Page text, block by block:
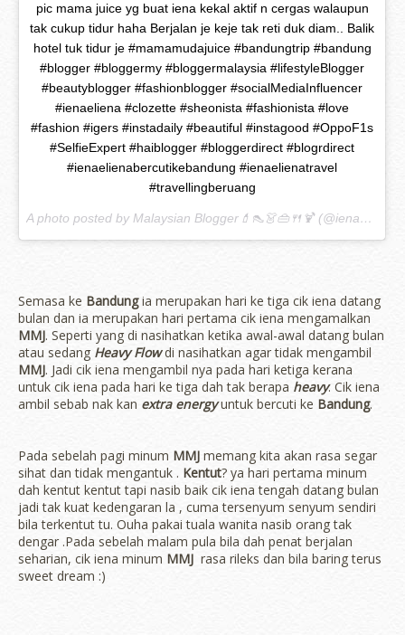
pic mama juice yg buat iena kekal aktif n cergas walaupun
tak cukup tidur haha Berjalan je keje tak reti duk diam.. Balik
hotel tuk tidur je #mamamudajuice #bandungtrip #bandung
#blogger #bloggermy #bloggermalaysia #lifestyleBlogger
#beautyblogger #fashionblogger #socialMediaInfluencer
#ienaeliena #clozette #sheonista #fashionista #love
#fashion #igers #instadaily #beautiful #instagood #OppoF1s
#SelfieExpert #haiblogger #bloggerdirect #blogrdirect
#ienaelienabercutikebandung #ienaelienatravel
#travellingberuang
A photo posted by Malaysian Blogger💄👠👗👜🍴🍹 (@ienaeliena) on
Semasa ke Bandungia merupakan hari ke tiga cik iena datang
bulan dan ia merupakan hari pertama cik iena mengamalkan
MMJ. Seperti yang di nasihatkan ketika awal-awal datang bulan
atau sedang Heavy Flowdi nasihatkan agar tidak mengambil
MMJ. Jadi cik iena mengambil nya pada hari ketiga kerana
untuk cik iena pada hari ke tiga dah tak berapa heavy. Cik iena
ambil sebab nak kan extra energyuntuk bercuti ke Bandung.
Pada sebelah pagi minum MMJ memang kita akan rasa segar
sihat dan tidak mengantuk . Kentut? ya hari pertama minum
dah kentut kentut tapi nasib baik cik iena tengah datang bulan
jadi tak kuat kedengaran la , cuma tersenyum senyum sendiri
bila terkentut tu. Ouha pakai tuala wanita nasib orang tak
dengar .Pada sebelah malam pula bila dah penat berjalan
seharian, cik iena minum MMJ rasa rileks dan bila baring terus
sweet dream :)